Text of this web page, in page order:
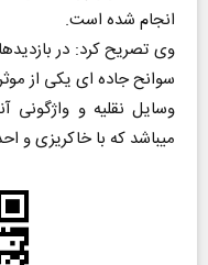
انجام شده است.
وی تصریح کرد: در
سوانح جاده ای یکی از
وسایل نقلیه ‌و
میباشد که با خاکریزی و